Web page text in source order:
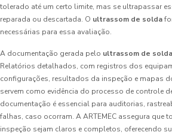
tolerado até um certo limite, mas se ultrapassar
reparada ou descartada. O ultrassom de solda
necessárias para essa avaliação.
A documentação gerada pelo ultrassom de solda
Relatórios detalhados, com registros dos
configurações, resultados da inspeção e mapas
servem como evidência do processo de controle
documentação é essencial para auditorias,
falhas, caso ocorram. A ARTEMEC assegura que
inspeção sejam claros e completos, oferecendo